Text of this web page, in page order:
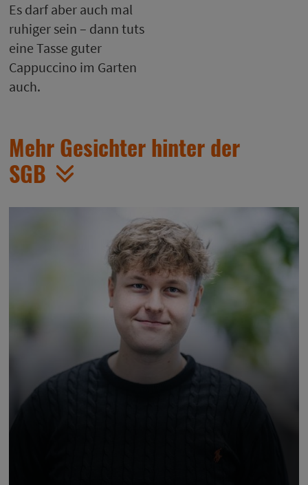
Es darf aber auch mal
ruhiger sein – dann tuts
eine Tasse guter
Cappuccino im Garten
auch.
Mehr Gesichter hinter der
SGB